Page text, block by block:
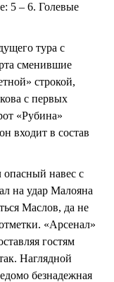
5 – 6. Голевые
тура с
сменившие
строкой,
с первых
«Рубина»
входит в состав
опасный навес с
на удар Малояна
Маслов, да не
«Арсенал»
гостям
Наглядной
безнадежная